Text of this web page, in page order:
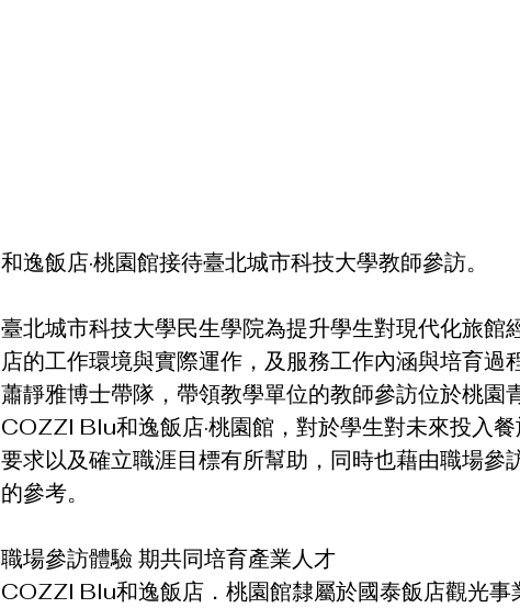
和逸飯店·桃園館接待臺北城市科技大學教師參訪。
臺北城市科技大學民生學院為提升學生對現代化旅館
店的工作環境與實際運作，及服務工作內涵與培育
蕭靜雅博士帶隊，帶領教學單位的教師參訪位於桃園
COZZI Blu和逸飯店·桃園館，對於學生對未來投入
要求以及確立職涯目標有所幫助，同時也藉由職場參
的參考。
職場參訪體驗 期共同培育產業人才
COZZI Blu和逸飯店．桃園館隸屬於國泰飯店觀光事